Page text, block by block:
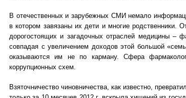
В отечественных и зарубежных СМИ немало
в котором завязаны их дети и многие родственники.
дорогостоящих и загадочных отраслей медицины –
совпадая с увеличением доходов этой большой
оказываются им не по карману. Сфера
коррупционных схем.
Взяточничество чиновничества, как известно,